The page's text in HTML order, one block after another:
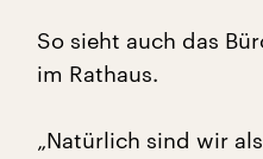
So sieht auch das
im Rathaus.
„Natürlich sind wir